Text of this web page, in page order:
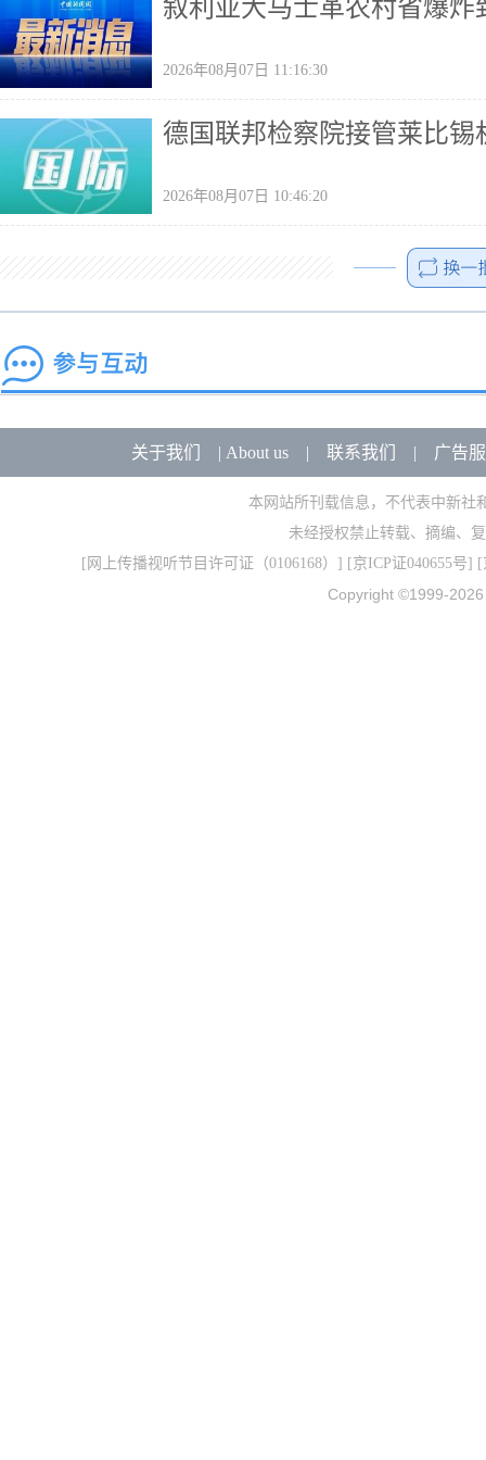
叙利亚大马士革农村省爆炸
2026年08月07日 11:16:30
德国联邦检察院接管莱比
2026年08月07日 10:46:20
关于我们 | About us| 联系我们 | 广告
本网站所刊载信息，不代表中新社
未经授权禁止转载、摘编、
[ 网上传播视听节目许可证（0106168） ] [京ICP证040655号] [
Copyright ©1999-